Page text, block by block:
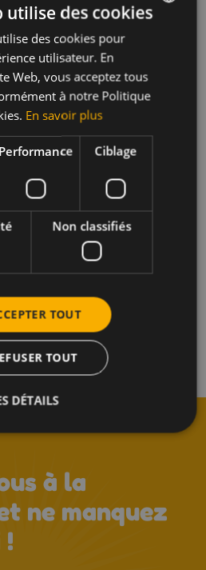
rhubarbe 25-30 minutes
soit bien monté et les
refroidir et ajoutez une
de recettes
comme
Poulet croustillant
Temps de préparation en 30
Découvrez la recette
Déjeuner et Dîner
à la
ne manquez
!
ENGLISH
utilise des cookies
des cookies pour
utilisateur. En
Web, vous acceptez tous
à notre Politique
En savoir plus
Performance Ciblage
Non classifiés
TOUT
TOUT
DÉTAILS